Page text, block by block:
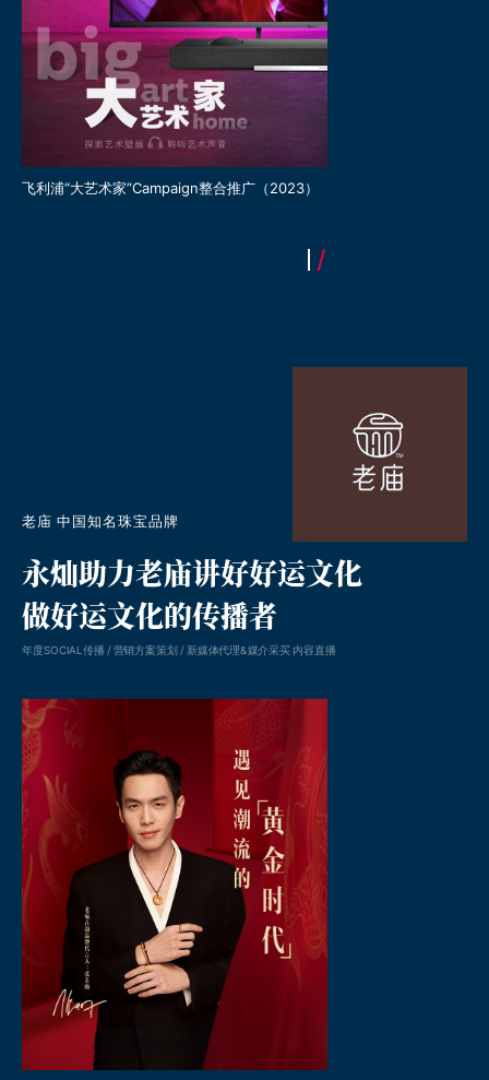
飞利浦“大艺术家”Campaign整合推广（2023）
老庙 中国知名珠宝品牌
永灿助力老庙讲好好运文化
做好运文化的传播者
年度SOCIAL传播 / 营销方案策划 / 新媒体代理&媒介采买 内容直播